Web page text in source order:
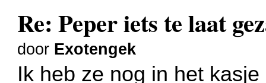
Re: Peper iets te laat
door Exotengek
Ik heb ze nog in het